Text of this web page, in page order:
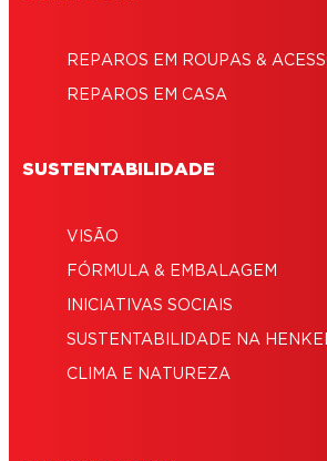
REPAROS EM ROUPAS &
REPAROS EM CASA
SUSTENTABILIDADE
VISÃO
FÓRMULA & EMBALAGEM
INICIATIVAS SOCIAIS
SUSTENTABILIDADE NA
CLIMA E NATUREZA